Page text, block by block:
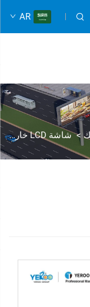
AR
>شاشة LCD خارجية